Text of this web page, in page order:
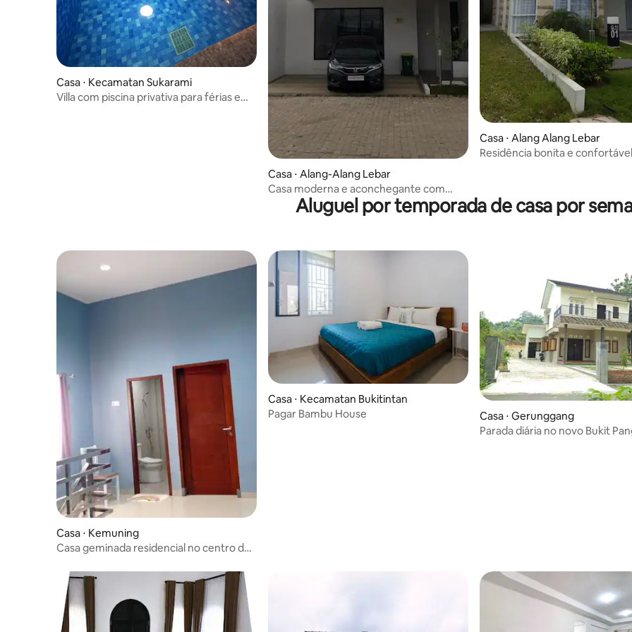
Casa ⋅ Kecamatan Sukarami
Villa com piscina privativa para férias em
Casa ⋅ Alang-Alang Lebar
Casa moderna e aconchegante com
jardim de florista
Casa ⋅ Alang Alang Lebar
Residência bonita e confortável
Aluguel por temporada de casa por
Casa ⋅ Kemuning
Casa geminada residencial no centro da
Casa ⋅ Kecamatan Bukitintan
Pagar Bambu House
Casa ⋅ Gerunggang
Parada diária no novo Bukit